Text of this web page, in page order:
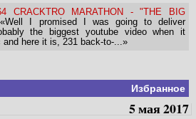
CRACKTRO MARATHON - "THE BIG
I promised I was going to deliver
the biggest youtube video when it
here it is, 231 back-to-...»
Избранное
5 мая 2017